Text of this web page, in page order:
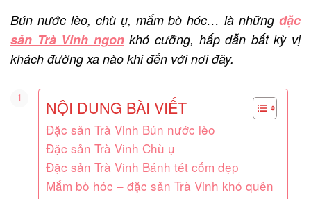
Bún nước lèo, chù ụ, mắm bò hóc… là những đặc
sản Trà Vinh ngonkhó cưỡng, hấp dẫn bất kỳ vị
khách đường xa nào khi đến với nơi đây.
NỘI DUNG BÀI VIẾT
Đặc sản Trà Vinh Bún nước lèo
Đặc sản Trà Vinh Chù ụ
Đặc sản Trà Vinh Bánh tét cốm dẹp
Mắm bò hóc – đặc sản Trà Vinh khó quên